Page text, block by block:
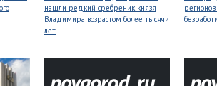
нашли редкий сребреник князя
Владимира возрастом более тысячи
лет